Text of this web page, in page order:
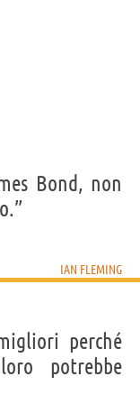
Bond, non
IAN FLEMING
perché
potrebbe